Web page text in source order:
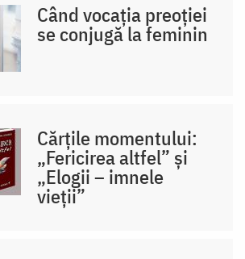
Când vocația preoției
se conjugă la feminin
Cărțile momentului:
„Fericirea altfel” și
„Elogii – imnele
vieții”